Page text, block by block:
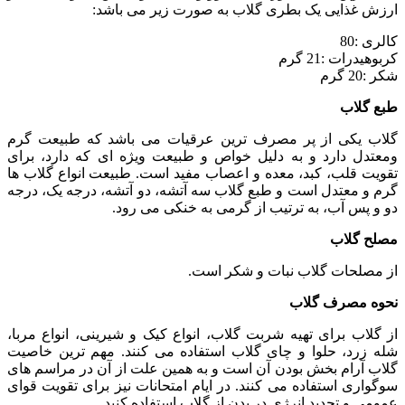
ارزش غذایی یک بطری گلاب به صورت زیر می باشد:
کالری :80
کربوهیدرات :21 گرم
شکر :20 گرم
طبع گلاب
گلاب یکی از پر مصرف ترین عرقیات می باشد که طبیعت گرم
ومعتدل دارد و به دلیل خواص و طبیعت ویژه ای که دارد، برای
تقویت قلب، کبد، معده و اعصاب مفید است. طبیعت انواع گلاب ها
گرم و معتدل است و طبع گلاب سه آتشه، دو آتشه، درجه یک، درجه
دو و پس آب، به ترتیب از گرمی به خنکی می رود.
مصلح گلاب
از مصلحات گلاب نبات و شکر است.
نحوه مصرف گلاب
از گلاب برای تهیه شربت گلاب، انواع کیک و شیرینی، انواع مربا،
شله زرد، حلوا و چای گلاب استفاده می کنند. مهم ترین خاصیت
گلاب آرام بخش بودن آن است و به همین علت از آن در مراسم های
سوگواری استفاده می کنند. در ایام امتحانات نیز برای تقویت قوای